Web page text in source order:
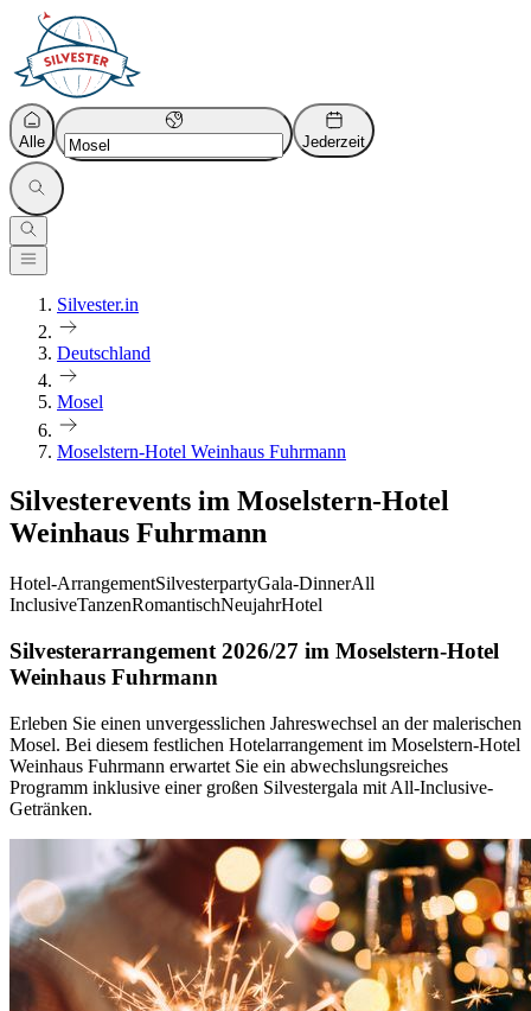
Alle Jederzeit
Silvester.in
Deutschland
Mosel
Moselstern-Hotel Weinhaus Fuhrmann
Silvesterevents im Moselstern-Hotel
Weinhaus Fuhrmann
Hotel-ArrangementSilvesterpartyGala-DinnerAll
InclusiveTanzenRomantischNeujahrHotel
Silvesterarrangement 2026/27 im Moselstern-Hotel
Weinhaus Fuhrmann
Erleben Sie einen unvergesslichen Jahreswechsel an der malerischen
Mosel. Bei diesem festlichen Hotelarrangement im Moselstern-Hotel
Weinhaus Fuhrmann erwartet Sie ein abwechslungsreiches
Programm inklusive einer großen Silvestergala mit All-Inclusive-
Getränken.